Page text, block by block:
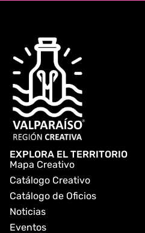
EXPLORA EL TERRITORIO
Mapa Creativo
Catálogo Creativo
Catálogo de Oficios
Noticias
Eventos